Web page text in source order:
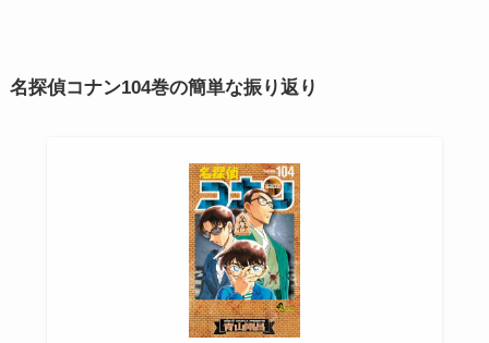
名探偵コナン104巻の簡単な振り返り